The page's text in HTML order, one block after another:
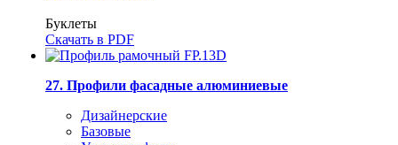
Буклеты
Скачать в PDF
27. Профили фасадные алюминиевые
Дизайнерские
Базовые